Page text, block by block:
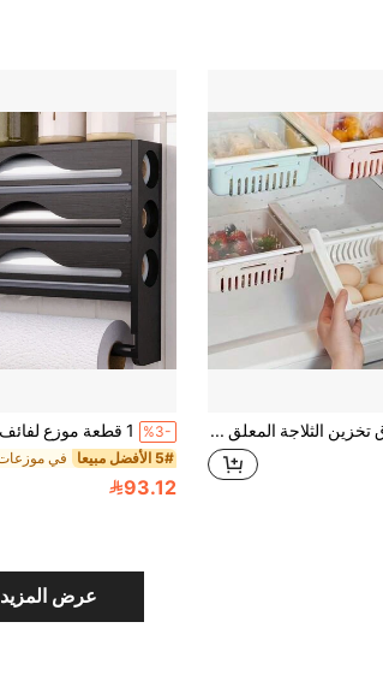
صندوق تخزين الثلاجة المعلق القابل للتوسيع، صندوق تخزين الفاكهة والخضروات والبيض، منظم رف الثلاجة %3-
5# الأفضل مبيعا
93.12
عرض المزيد